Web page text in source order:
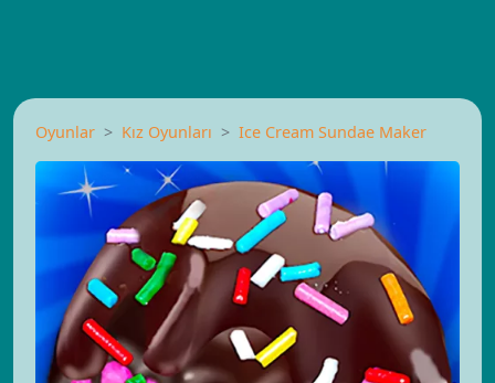
Oyunlar Kız Oyunları Ice Cream Sundae Maker